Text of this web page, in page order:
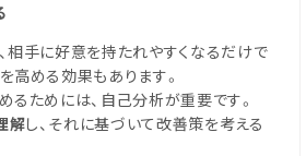
相手に好意を持たれやすくなるだけで
高める効果もあります。
るためには、自己分析が重要です。
解し、それに基づいて改善策を考える